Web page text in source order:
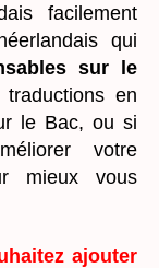
facilement
qui
sur le
en
le Bac, ou si
votre
mieux vous
ajouter